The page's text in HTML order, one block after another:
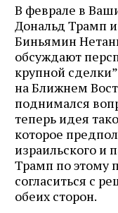
В феврале в
Дональд Трамп
Биньямин
обсуждают
крупной
на Ближнем
поднимался
теперь идея
которое
израильского и
Трамп по этому
согласиться с
обеих сторон.